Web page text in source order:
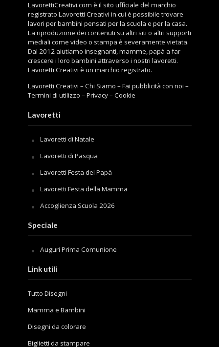
LavorettiCreativi.com è il sito ufficiale del marchio
registrato Lavoretti Creativi in cui è possibile trovare
lavori per bambini pensati per la scuola e per la casa.
La riproduzione dei contenuti su altri siti o altri supporti
mediali come video o stampa è severamente vietata.
Dal 2012 aiutiamo insegnanti, mamme, papà a far
crescere i loro bambini attraverso i nostri lavoretti.
Lavoretti Creativi è un marchio registrato.
Lavoretti Creativi –Chi Siamo –Fai pubblicità con noi –
Termini di utilizzo –Privacy–Cookie
Lavoretti
Lavoretti di Natale
Lavoretti di Pasqua
Lavoretti Festa del Papà
Lavoretti Festa della Mamma
Accoglienza Scuola 2026
Speciale
Auguri Prima Comunione
Link utili
Tutto Disegni
Mamma e Bambini
Disegni da colorare
Biglietti da stampare